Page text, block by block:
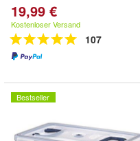
19,99 €
Kostenloser Versand
107
Bestseller